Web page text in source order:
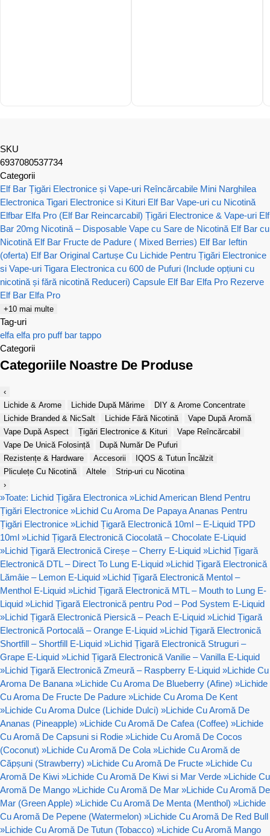
SKU
6937080537734
Categorii
Elf Bar Țigări Electronice și Vape-uri Reîncărcabile Mini Narghilea
Electronica Tigari Electronice si Kituri Elf Bar Vape-uri cu Nicotină
Elfbar Elfa Pro (Elf Bar Reincarcabil) Țigări Electronice & Vape-uri Elf
Bar 20mg Nicotină – Disposable Vape cu Sare de Nicotină Elf Bar cu
Nicotină Elf Bar Fructe de Padure ( Mixed Berries) Elf Bar Ieftin
(oferta) Elf Bar Original Cartușe Cu Lichide Pentru Țigări Electronice
si Vape-uri Tigara Electronica cu 600 de Pufuri (Include opțiuni cu
nicotină și fără nicotină Reduceri) Capsule Elf Bar Elfa Pro Rezerve
Elf Bar Elfa Pro
+10 mai multe
Tag-uri
elfa elfa pro puff bar tappo
Categorii
Categoriile Noastre De Produse
‹
Lichide & Arome
Lichide După Mărime
DIY & Arome Concentrate
Lichide Branded & NicSalt
Lichide Fără Nicotină
Vape După Aromă
Vape După Aspect
Țigări Electronice & Kituri
Vape Reîncărcabil
Vape De Unică Folosință
După Număr De Pufuri
Rezistențe & Hardware
Accesorii
IQOS & Tutun Încălzit
Pliculețe Cu Nicotină
Altele
Strip-uri cu Nicotina
›
»Toate: Lichid Țigăra Electronica »Lichid American Blend Pentru
Țigări Electronice »Lichid Cu Aroma De Papaya Ananas Pentru
Țigări Electronice »Lichid Țigară Electronică 10ml – E-Liquid TPD
10ml »Lichid Țigară Electronică Ciocolată – Chocolate E-Liquid
»Lichid Țigară Electronică Cireșe – Cherry E-Liquid »Lichid Țigară
Electronică DTL – Direct To Lung E-Liquid »Lichid Țigară Electronică
Lămâie – Lemon E-Liquid »Lichid Țigară Electronică Mentol –
Menthol E-Liquid »Lichid Țigară Electronică MTL – Mouth to Lung E-
Liquid »Lichid Țigară Electronică pentru Pod – Pod System E-Liquid
»Lichid Țigară Electronică Piersică – Peach E-Liquid »Lichid Țigară
Electronică Portocală – Orange E-Liquid »Lichid Țigară Electronică
Shortfill – Shortfill E-Liquid »Lichid Țigară Electronică Struguri –
Grape E-Liquid »Lichid Țigară Electronică Vanilie – Vanilla E-Liquid
»Lichid Țigară Electronică Zmeură – Raspberry E-Liquid »Lichide Cu
Aroma De Banana »Lichide Cu Aroma De Blueberry (Afine) »Lichide
Cu Aroma De Fructe De Padure »Lichide Cu Aroma De Kent
»Lichide Cu Aroma Dulce (Lichide Dulci) »Lichide Cu Aromă De
Ananas (Pineapple) »Lichide Cu Aromă De Cafea (Coffee) »Lichide
Cu Aromă De Capsuni si Rodie »Lichide Cu Aromă De Cocos
(Coconut) »Lichide Cu Aromă De Cola »Lichide Cu Aromă de
Căpșuni (Strawberry) »Lichide Cu Aromă De Fructe »Lichide Cu
Aromă De Kiwi »Lichide Cu Aromă De Kiwi si Mar Verde »Lichide Cu
Aromă De Mango »Lichide Cu Aromă De Mar »Lichide Cu Aromă De
Mar (Green Apple) »Lichide Cu Aromă De Menta (Menthol) »Lichide
Cu Aromă De Pepene (Watermelon) »Lichide Cu Aromă De Red Bull
»Lichide Cu Aromă De Tutun (Tobacco) »Lichide Cu Aromă Mango